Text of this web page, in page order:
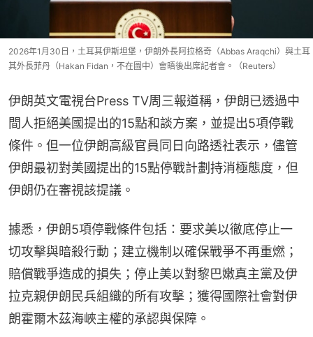
2026年1月30日，土耳其伊斯坦堡，伊朗外長阿拉格奇（Abbas Araqchi）與土耳
其外長菲丹（Hakan Fidan，不在圖中）會晤後出席記者會。（Reuters）
伊朗英文電視台Press TV周三報道稱，伊朗已透過中
間人拒絕美國提出的15點和談方案，並提出5項停戰
條件。但一位伊朗高級官員同日向路透社表示，儘管
伊朗最初對美國提出的15點停戰計劃持消極態度，但
伊朗仍在審視該提議。
據悉，伊朗5項停戰條件包括：要求美以徹底停止一
切攻擊與暗殺行動；建立機制以確保戰爭不再重燃；
賠償戰爭造成的損失；停止美以對黎巴嫩真主黨及伊
拉克親伊朗民兵組織的所有攻擊；獲得國際社會對伊
朗霍爾木茲海峽主權的承認與保障。